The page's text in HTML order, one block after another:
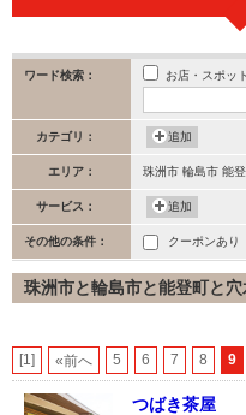
ワード検索： お店・スポッ
カテゴリ： 追加
エリア： 珠洲市 輪島市 能
サービス： 追加
その他の条件： クーポンあり
珠洲市と輪島市と能登町と
[1] «前へ 5 6 7 8 9
つばき茶屋